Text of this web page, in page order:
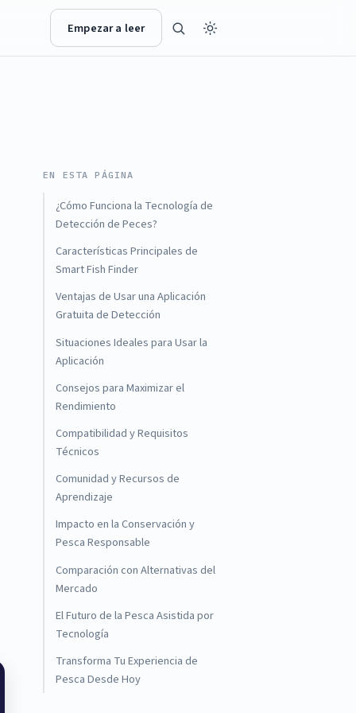
Empezar a leer
EN ESTA PÁGINA
¿Cómo Funciona la Tecnología de
Detección de Peces?
Características Principales de
Smart Fish Finder
Ventajas de Usar una Aplicación
Gratuita de Detección
Situaciones Ideales para Usar la
Aplicación
Consejos para Maximizar el
Rendimiento
Compatibilidad y Requisitos
Técnicos
Comunidad y Recursos de
Aprendizaje
Impacto en la Conservación y
Pesca Responsable
Comparación con Alternativas del
Mercado
El Futuro de la Pesca Asistida por
Tecnología
Transforma Tu Experiencia de
Pesca Desde Hoy